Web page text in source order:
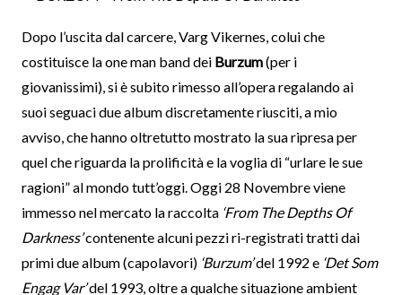
Dopo l’uscita dal carcere, Varg Vikernes, colui che
costituisce la one man band dei Burzum(per i
giovanissimi), si è subito rimesso all’opera regalando ai
suoi seguaci due album discretamente riusciti, a mio
avviso, che hanno oltretutto mostrato la sua ripresa per
quel che riguarda la prolificità e la voglia di “urlare le sue
ragioni” al mondo tutt’oggi. Oggi 28 Novembre viene
immesso nel mercato la raccolta ‘From The Depths Of
Darkness’contenente alcuni pezzi ri-registrati tratti dai
primi due album (capolavori) ‘Burzum’del 1992 e ‘Det Som
Engag Var’del 1993, oltre a qualche situazione ambient